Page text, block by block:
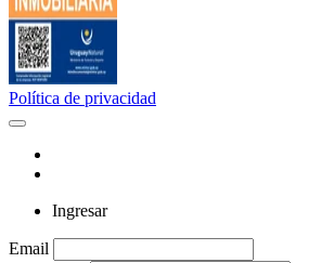
Política de privacidad
Ingresar
Email